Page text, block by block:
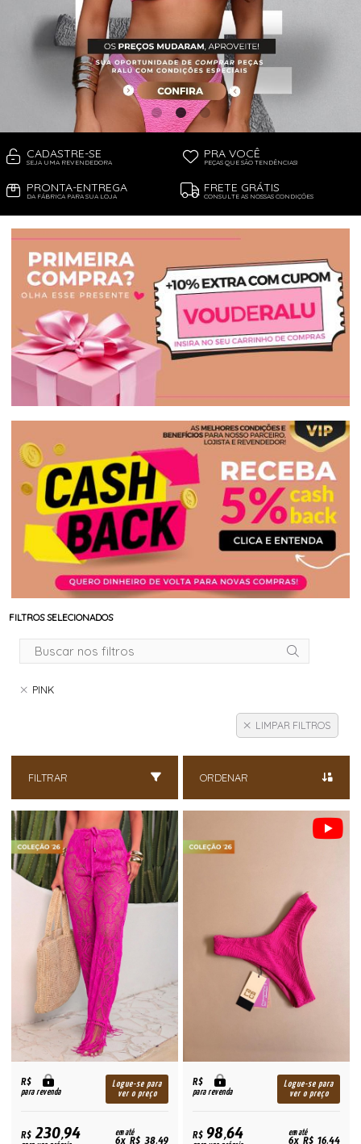
PIJAMA FEMININO
PIJAMA INFANTIL
PIJAMA MASCULINO
RASTEIRAS E PAPETES
ROUPÃO
SAÍDAS DE PRAIA
SANDÁLIAS
SHORTS E SAIAS
TÊNIS
TOP DE BIQUÍNI
TRICOTS
VESTIDOS
CADASTRE-SE
SEJA UMA REVENDEDORA
PRA VOCÊ
PEÇAS QUE SÃO TENDÊNCIAS!
PRONTA-ENTREGA
DA FÁBRICA PARA SUA LOJA
FRETE GRÁTIS
CONSULTE AS NOSSAS CONDIÇÕES
FILTROS SELECIONADOS
PINK
LIMPAR FILTROS
FILTRAR ORDENAR
R$
para revenda
Logue-se para
ver o preço
R$230,94 em até
R$
para revenda
Logue-se para
ver o preço
R$98,64 em até